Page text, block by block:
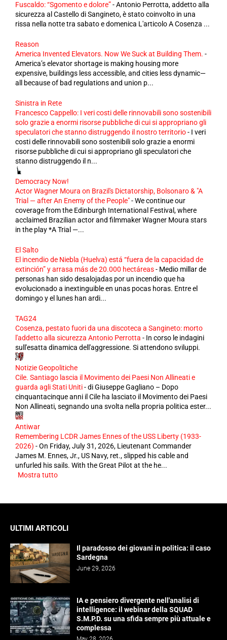
Fuscaldo: “Sgomento e dolore”-Antonio Perrotta, addetto alla
sicurezza al Castello di Sangineto, è stato coinvolto in una
rissa nella notte tra sabato e domenica L'articolo A Cosenza ...
Reason
America Invented Elevators. Now We Suck at Building Them. -
America’s elevator shortage is making housing more
expensive, buildings less accessible, and cities less dynamic—
all because of bad regulations and union p...
Sinistra in Rete
Francesco Cappello: I veri costi delle rinnovabili sono sostenibili
solo grazie a enormi risorse pubbliche di cui si appropriano gli
speculatori che stanno distruggendo il nostro territorio- I veri
costi delle rinnovabili sono sostenibili solo grazie a enormi
risorse pubbliche di cui si appropriano gli speculatori che
stanno distruggendo il n...
Democracy Now!
Actor Wagner Moura on Brazil's Dictatorship, Bolsonaro & "A
Trial — after An Enemy of the People"-We continue our
coverage from the Edinburgh International Festival, where
acclaimed Brazilian actor and filmmaker Wagner Moura stars
in the play *A Trial —...
El Salto
El incendio de Niebla (Huelva) está “fuera de la capacidad de
extinción” y arrasa más de 20.000 hectáreas- Medio millar de
personas han sido desalojadas por un incendio que ha
evolucionado a inextinguible en unas pocas horas. Entre el
domingo y el lunes han ardi...
TAG24
Cosenza, pestato fuori da una discoteca a Sangineto: morto
l'addetto alla sicurezza Antonio Perrotta - In corso le indagini
sull'esatta dinamica dell'aggressione. Si attendono sviluppi.
Notizie Geopolitiche
Cile. Santiago lascia il Movimento dei Paesi Non Allineati e
guarda agli Stati Uniti-di Giuseppe Gagliano – Dopo
cinquantacinque anni il Cile ha lasciato il Movimento dei Paesi
Non Allineati, segnando una svolta nella propria politica ester...
Antiwar
Remembering LCDR James Ennes of the USS Liberty (1933-
2026) -On Friday, July 31, 2026, Lieutenant Commander
James M. Ennes, Jr., US Navy, ret., slipped his cable and
unfurled his sails. With the Great Pilot at the he...
Mostra tutto
ULTIMI ARTICOLI
Il paradosso dei giovani in politica: il caso
Sardegna
June 29, 2026
IA e pensiero divergente nell'analisi di
intelligence: il webinar della SQUAD
S.M.P.D. su una sfida sempre più attuale e
complessa